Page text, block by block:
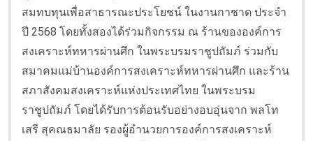
สมทบทุนเพื่อสาธารณะประโยชน์ ในงานกาชาด ประจำ
ปี 2568 โดยทั้งสองได้ร่วมกิจกรรม ณ ร้านขององค์การ
สงเคราะห์ทหารผ่านศึก ในพระบรมราชูปถัมภ์ ร่วมกับ
สมาคมแม่บ้านองค์การสงเคราะห์ทหารผ่านศึก และร้าน
สภาสังคมสงเคราะห์แห่งประเทศไทย ในพระบรม
ราชูปถัมภ์ โดยได้รับการต้อนรับอย่างอบอุ่นจาก พลโท
เสรี สุคณธมาลัย รองผู้อำนวยการองค์การสงเคราะห์